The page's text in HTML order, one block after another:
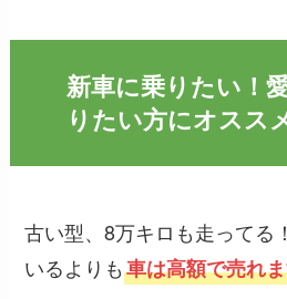
新車に乗りたい！
りたい方にオスス
古い型、8万キロも走ってる
いるよりも車は高額で売れ